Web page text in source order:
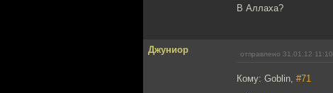
В Аллаха?
Джуниор отправлено 31.01.12 11:10
Кому: Goblin, #71